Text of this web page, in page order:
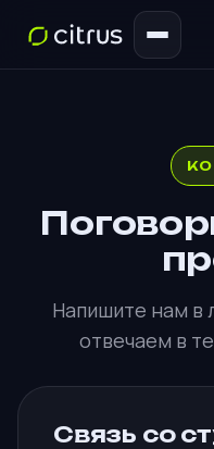
Напишите нам в
отвечаем в
Связь со